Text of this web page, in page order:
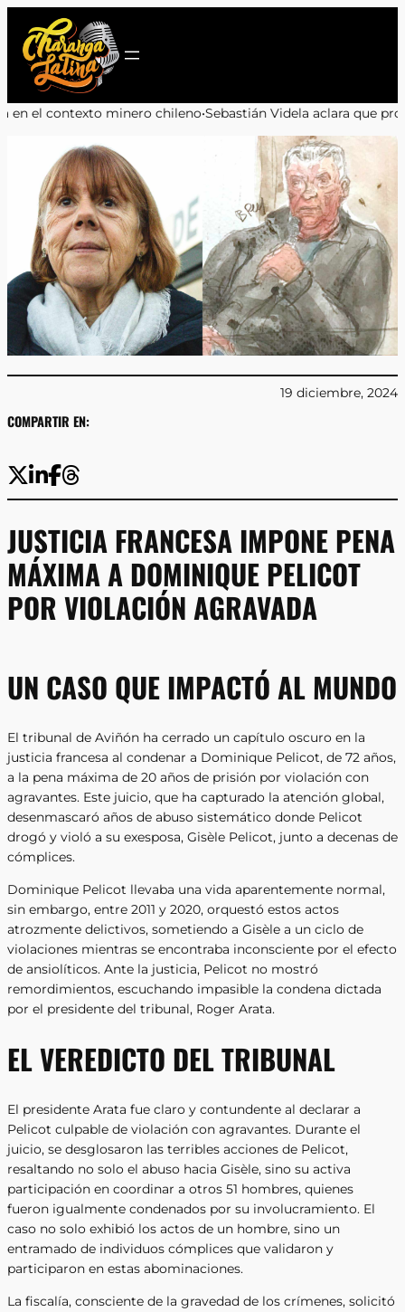
contenido
chileno•Sebastián Videla aclara que propuesta boliviana no
COMPARTIR EN:
19 diciembre, 2024
JUSTICIA FRANCESA IMPONE PENA
MÁXIMA A DOMINIQUE PELICOT
POR VIOLACIÓN AGRAVADA
UN CASO QUE IMPACTÓ AL MUNDO
El tribunal de Aviñón ha cerrado un capítulo oscuro en la
justicia francesa al condenar a Dominique Pelicot, de 72 años,
a la pena máxima de 20 años de prisión por violación con
agravantes. Este juicio, que ha capturado la atención global,
desenmascaró años de abuso sistemático donde Pelicot
drogó y violó a su exesposa, Gisèle Pelicot, junto a decenas de
cómplices.
Dominique Pelicot llevaba una vida aparentemente normal,
sin embargo, entre 2011 y 2020, orquestó estos actos
atrozmente delictivos, sometiendo a Gisèle a un ciclo de
violaciones mientras se encontraba inconsciente por el efecto
de ansiolíticos. Ante la justicia, Pelicot no mostró
remordimientos, escuchando impasible la condena dictada
por el presidente del tribunal, Roger Arata.
EL VEREDICTO DEL TRIBUNAL
El presidente Arata fue claro y contundente al declarar a
Pelicot culpable de violación con agravantes. Durante el
juicio, se desglosaron las terribles acciones de Pelicot,
resaltando no solo el abuso hacia Gisèle, sino su activa
participación en coordinar a otros 51 hombres, quienes
fueron igualmente condenados por su involucramiento. El
caso no solo exhibió los actos de un hombre, sino un
entramado de individuos cómplices que validaron y
participaron en estas abominaciones.
La fiscalía, consciente de la gravedad de los crímenes, solicitó